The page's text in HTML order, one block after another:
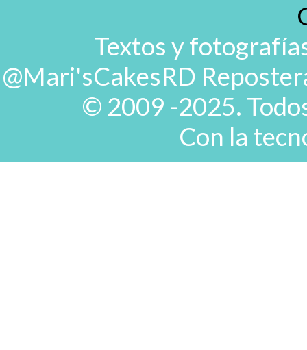
Textos y
@Mari'sCakesRD
© 2009 -2025.
Con la